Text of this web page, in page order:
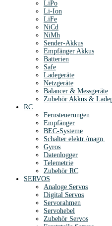
LiPo
Li-Ion
LiFe
NiCd
NiMh
Sender-Akkus
Empfänger Akkus
Batterien
Safe
Ladegeräte
Netzgeräte
Balancer & Messgeräte
Zubehör Akkus &
RC
Fernsteuerungen
Empfänger
BEC-Systeme
Schalter elektr./magn.
Gyros
Datenlogger
Telemetrie
Zubehör RC
SERVOS
Analoge Servos
Digital Servos
Servorahmen
Servohebel
Zubehör Servos